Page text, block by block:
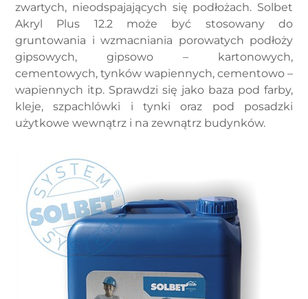
zwartych, nieodspajających się podłożach. Solbet
Akryl Plus 12.2 może być stosowany do
gruntowania i wzmacniania porowatych podłoży
gipsowych, gipsowo – kartonowych,
cementowych, tynków wapiennych, cementowo –
wapiennych itp. Sprawdzi się jako baza pod farby,
kleje, szpachlówki i tynki oraz pod posadzki
użytkowe wewnątrz i na zewnątrz budynków.